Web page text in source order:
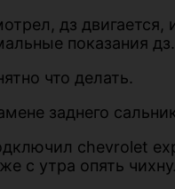
дз
показания
что делать.
заднего
chevrolet
с утра опять